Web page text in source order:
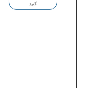
کنید